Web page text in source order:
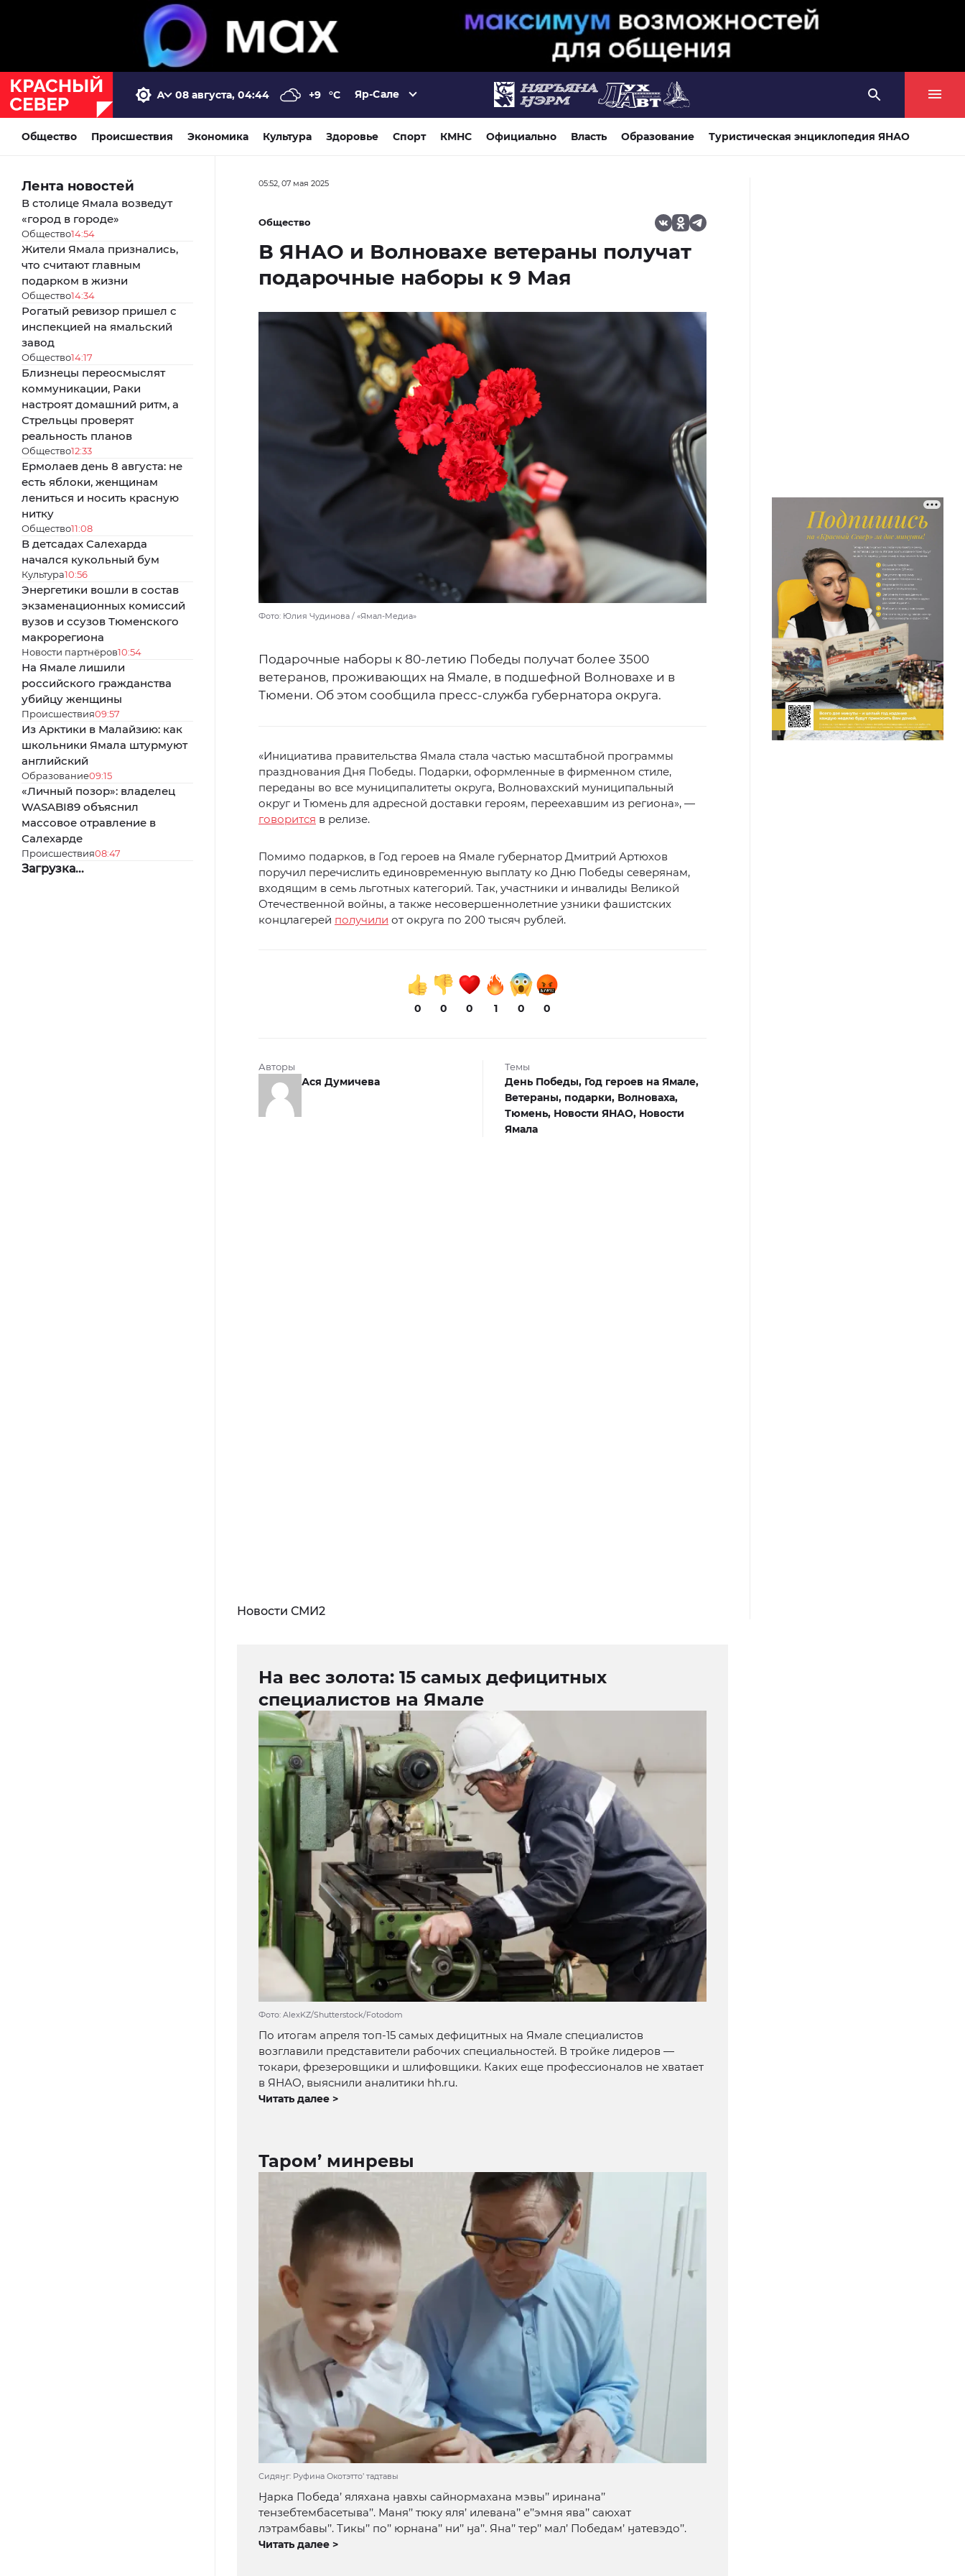
08 августа, 04:44 +9 °C Яр-Сале
Общество Происшествия Экономика Культура Здоровье Спорт КМНС Официально Власть Образование Туристическая энциклопедия ЯНАО
Лента новостей
В столице Ямала возведут
«город в городе»
Общество14:54
Жители Ямала признались,
что считают главным
подарком в жизни
Общество14:34
Рогатый ревизор пришел с
инспекцией на ямальский
завод
Общество14:17
Близнецы переосмыслят
коммуникации, Раки
настроят домашний ритм, а
Стрельцы проверят
реальность планов
Общество12:33
Ермолаев день 8 августа: не
есть яблоки, женщинам
лениться и носить красную
нитку
Общество11:08
В детсадах Салехарда
начался кукольный бум
Культура10:56
Энергетики вошли в состав
экзаменационных комиссий
вузов и ссузов Тюменского
макрорегиона
Новости партнёров10:54
На Ямале лишили
российского гражданства
убийцу женщины
Происшествия09:57
Из Арктики в Малайзию: как
школьники Ямала штурмуют
английский
Образование09:15
«Личный позор»: владелец
WASABI89 объяснил
массовое отравление в
Салехарде
Происшествия08:47
Загрузка...
05:52, 07 мая 2025
Общество
В ЯНАО и Волновахе ветераны получат
подарочные наборы к 9 Мая
Фото: Юлия Чудинова / «Ямал-Медиа»
Подарочные наборы к 80-летию Победы получат более 3500
ветеранов, проживающих на Ямале, в подшефной Волновахе и в
Тюмени. Об этом сообщила пресс-служба губернатора округа.
«Инициатива правительства Ямала стала частью масштабной программы
празднования Дня Победы. Подарки, оформленные в фирменном стиле,
переданы во все муниципалитеты округа, Волновахский муниципальный
округ и Тюмень для адресной доставки героям, переехавшим из региона», —
говорится в релизе.
Помимо подарков, в Год героев на Ямале губернатор Дмитрий Артюхов
поручил перечислить единовременную выплату ко Дню Победы северянам,
входящим в семь льготных категорий. Так, участники и инвалиды Великой
Отечественной войны, а также несовершеннолетние узники фашистских
концлагерей получили от округа по 200 тысяч рублей.
0 0 0 1 0 0
Авторы
Ася Думичева
Темы
День Победы, Год героев на Ямале,
Ветераны, подарки, Волноваха,
Тюмень, Новости ЯНАО, Новости
Ямала
Новости СМИ2
На вес золота: 15 самых дефицитных
специалистов на Ямале
Фото: AlexKZ/Shutterstock/Fotodom
По итогам апреля топ-15 самых дефицитных на Ямале специалистов
возглавили представители рабочих специальностей. В тройке лидеров —
токари, фрезеровщики и шлифовщики. Каких еще профессионалов не хватает
в ЯНАО, выяснили аналитики hh.ru.
Читать далее >
Таром’ минревы
Сидяӈг: Руфина Окотэтто’ тадтавы
Ӈарка Победа’ яляхана ӈавхы сайнормахана мэвы’’ иринана’’
тензебтембасетыва’’. Маня’’ тюку яля’ илевана’’ е’’эмня ява’’ саюхат
лэтрамбавы’’. Тикы’’ по’’ юрнана’’ ни’’ ӈа’’. Яна’’ тер’’ мал’ Победам’ ӈатевэдо’’.
Читать далее >